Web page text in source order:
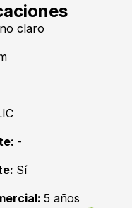
claro
-
Sí
5 años